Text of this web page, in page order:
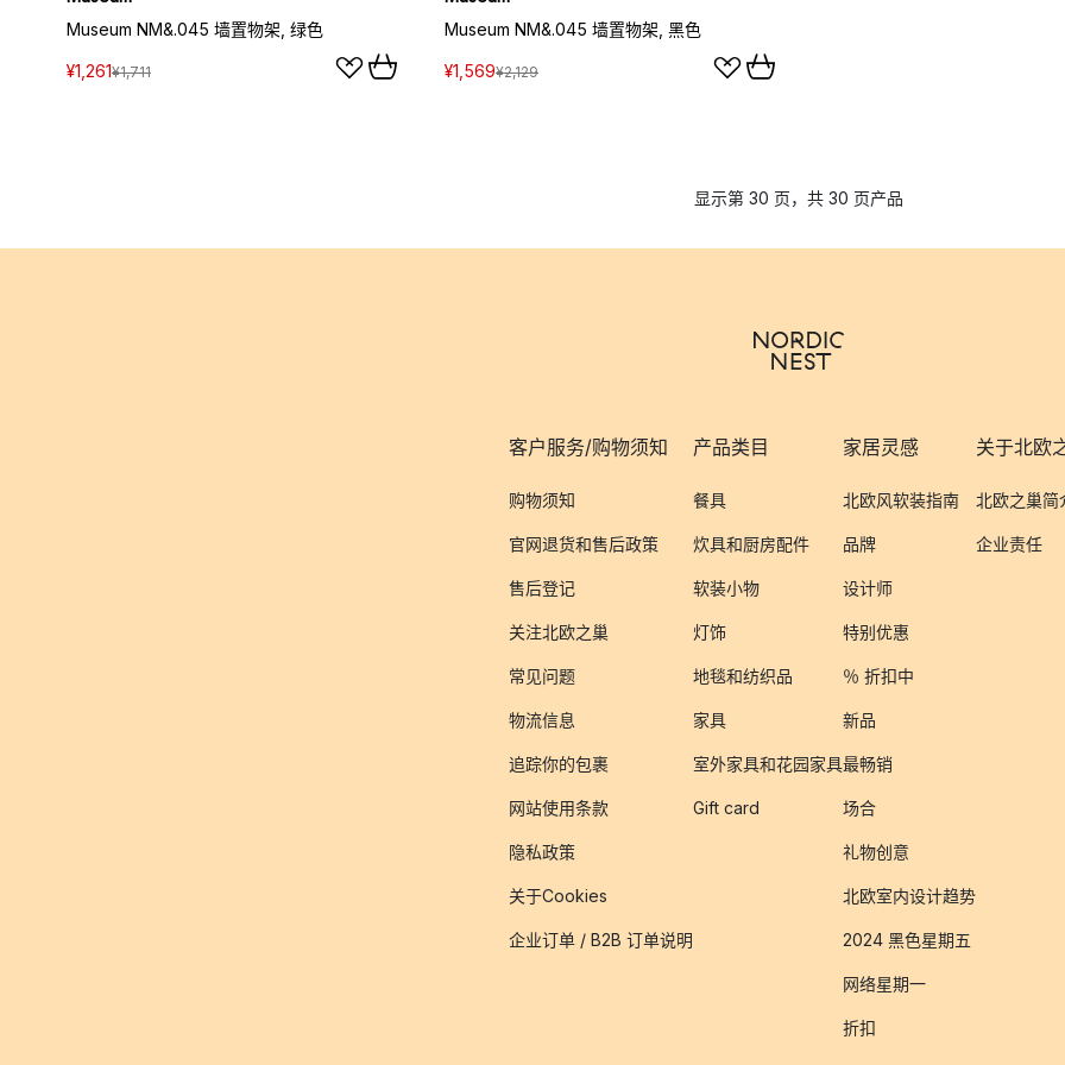
Museum NM&.045 墙置物架, 绿色
¥1,261¥1,711
Museum NM&.045 墙置物架, 黑色
¥1,569¥2,129
显示第 30 页，共 30 页产品
客户服务/购物须知
购物须知
官网退货和售后政策
售后登记
关注北欧之巢
常见问题
物流信息
追踪你的包裹
网站使用条款
隐私政策
关于Cookies
企业订单 / B2B 订单说明
产品类目
餐具
炊具和厨房配件
软装小物
灯饰
地毯和纺织品
家具
室外家具和花园家具
Gift card
家居灵感
北欧风软装指南
品牌
设计师
特别优惠
％ 折扣中
新品
最畅销
场合
礼物创意
北欧室内设计趋势
2024 黑色星期五
网络星期一
折扣
关于北欧
北欧之巢简
企业责任